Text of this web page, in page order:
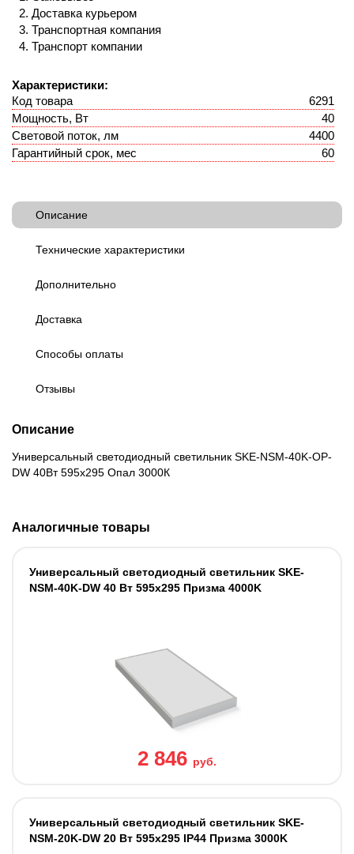
Доставка курьером
Транспортная компания
Транспорт компании
Характеристики:
Код товара
6291
Мощность, Вт
40
Световой поток, лм
4400
Гарантийный срок, мес
60
Описание
Технические характеристики
Дополнительно
Доставка
Способы оплаты
Отзывы
Описание
Универсальный светодиодный светильник SKE-NSM-40K-OP-
DW 40Вт 595x295 Опал 3000К
Аналогичные товары
Универсальный светодиодный светильник SKE-
NSM-40K-DW 40 Вт 595x295 Призма 4000K
2 846 руб.
Универсальный светодиодный светильник SKE-
NSM-20K-DW 20 Вт 595x295 IP44 Призма 3000K